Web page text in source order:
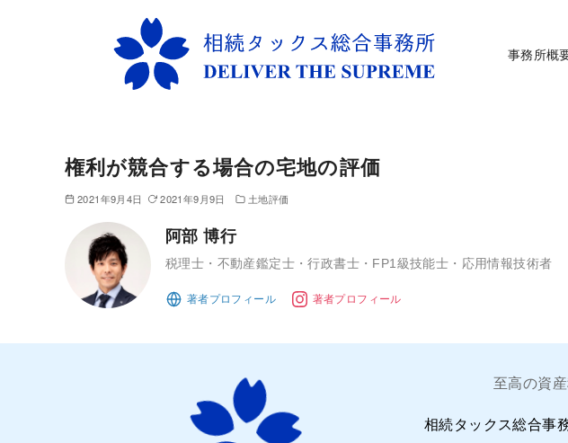
事務所概
権利が競合する場合の宅地の評価
2021年9月4日 2021年9月9日 土地評価
阿部 博行
税理士・不動産鑑定士・行政書士・FP1級技能士・応用情報技術者
至高の資
相続タックス総合事